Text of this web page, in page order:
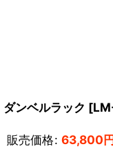
ダンベルラック [
販売価格: 63,800